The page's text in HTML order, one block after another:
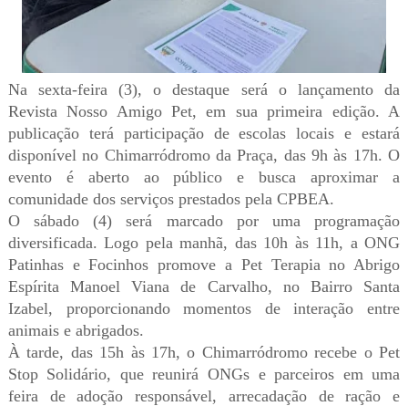
Na sexta-feira (3), o destaque será o lançamento da
Revista Nosso Amigo Pet, em sua primeira edição. A
publicação terá participação de escolas locais e estará
disponível no Chimarródromo da Praça, das 9h às 17h. O
evento é aberto ao público e busca aproximar a
comunidade dos serviços prestados pela CPBEA.
O sábado (4) será marcado por uma programação
diversificada. Logo pela manhã, das 10h às 11h, a ONG
Patinhas e Focinhos promove a Pet Terapia no Abrigo
Espírita Manoel Viana de Carvalho, no Bairro Santa
Izabel, proporcionando momentos de interação entre
animais e abrigados.
À tarde, das 15h às 17h, o Chimarródromo recebe o Pet
Stop Solidário, que reunirá ONGs e parceiros em uma
feira de adoção responsável, arrecadação de ração e